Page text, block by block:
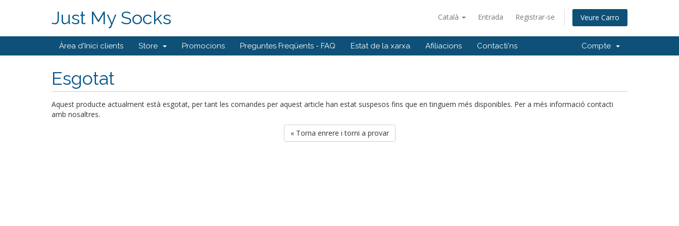
Català Entrada Registrar-se Veure Carro
Just My Socks
Àrea d'Inici clients Store Promocions Preguntes Freqüents - FAQ Estat de la xarxa Afiliacions Contacti'ns Compte
Esgotat
Aquest producte actualment està esgotat, per tant les comandes per aquest article han estat suspesos fins que en tinguem més disponibles. Per a més informació contacti
amb nosaltres.
« Torna enrere i torni a provar